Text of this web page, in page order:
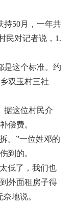
持50月，一年共
民对记者说，1.
是这个标准。约
双玉村三社
据这位村民介
偿费。
。”一位姓邓的
到的。
低了，我们也
外面租房子得
地说。